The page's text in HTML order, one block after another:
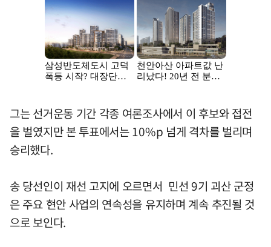
그는 선거운동 기간 각종 여론조사에서 이 후보와 접전
을 벌였지만 본 투표에서는 10%p 넘게 격차를 벌리며
승리했다.
송 당선인이 재선 고지에 오르면서 민선 9기 괴산 군정
은 주요 현안 사업의 연속성을 유지하며 계속 추진될 것
으로 보인다.